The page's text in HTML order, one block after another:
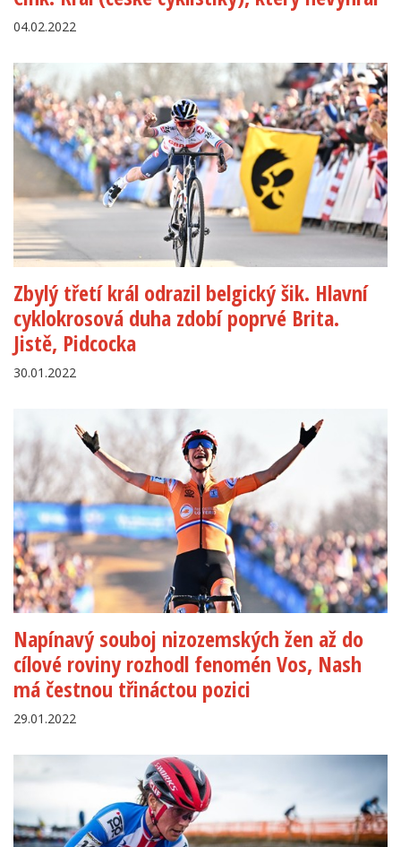
04.02.2022
Zbylý třetí král odrazil belgický šik. Hlavní
cyklokrosová duha zdobí poprvé Brita.
Jistě, Pidcocka
30.01.2022
Napínavý souboj nizozemských žen až do
cílové roviny rozhodl fenomén Vos, Nash
má čestnou třináctou pozici
29.01.2022